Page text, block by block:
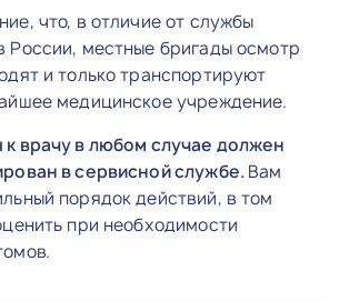
что, в отличие от службы
России, местные бригады осмотр
и только транспортируют
медицинское учреждение.
врачу в любом случае должен
в сервисной службе. Вам
порядок действий, в том
при необходимости